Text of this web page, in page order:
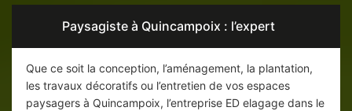
Paysagiste à Quincampoix : l’expert
Que ce soit la conception, l’aménagement, la plantation,
les travaux décoratifs ou l’entretien de vos espaces
paysagers à Quincampoix, l’entreprise ED elagage dans le